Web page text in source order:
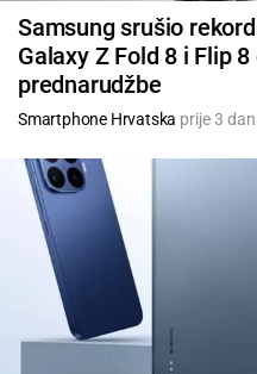
Samsung srušio
Galaxy Z Fold 8 i Flip
prednarudžbe
Smartphone Hrvatska prije 3